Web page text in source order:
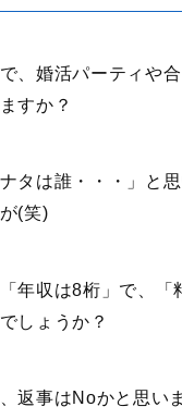
、婚活パーティや
すか？
タは誰・・・」と
(笑)
年収は8桁」で、
しょうか？
返事はNoかと思い